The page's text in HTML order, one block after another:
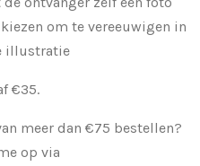
om te vereeuwigen in
illustratie
€35.
meer dan €75 bestellen?
op via